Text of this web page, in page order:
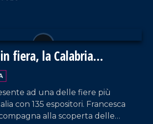
fiera, la Calabria
a Milano
ad una delle fiere più
135 espositori. Francesca
alla scoperta delle